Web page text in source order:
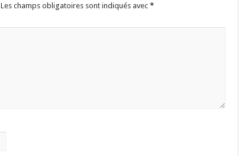
Les champs obligatoires sont indiqués avec *